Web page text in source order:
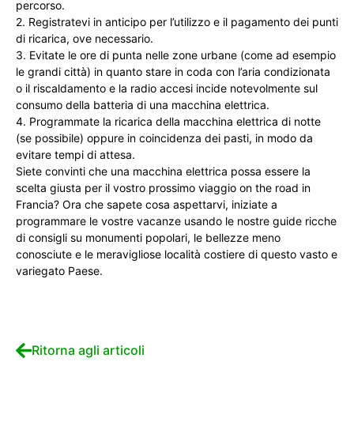
percorso.
2. Registratevi in anticipo per l’utilizzo e il pagamento dei punti
di ricarica, ove necessario.
3. Evitate le ore di punta nelle zone urbane (come ad esempio
le grandi città) in quanto stare in coda con l’aria condizionata
o il riscaldamento e la radio accesi incide notevolmente sul
consumo della batteria di una macchina elettrica.
4. Programmate la ricarica della macchina elettrica di notte
(se possibile) oppure in coincidenza dei pasti, in modo da
evitare tempi di attesa.
Siete convinti che una macchina elettrica possa essere la
scelta giusta per il vostro prossimo viaggio on the road in
Francia? Ora che sapete cosa aspettarvi, iniziate a
programmare le vostre vacanze usando le nostre guide ricche
di consigli su monumenti popolari, le bellezze meno
conosciute e le meravigliose località costiere di questo vasto e
variegato Paese.
Ritorna agli articoli